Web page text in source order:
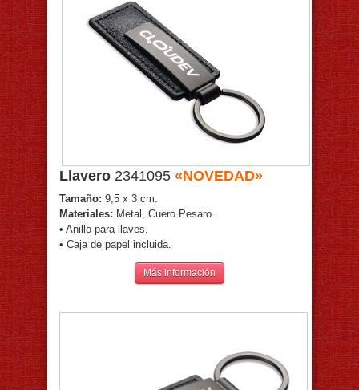
Llavero 2341095 «NOVEDAD»
Tamaño: 9,5 x 3 cm.
Materiales: Metal, Cuero Pesaro.
• Anillo para llaves.
• Caja de papel incluida.
Más información